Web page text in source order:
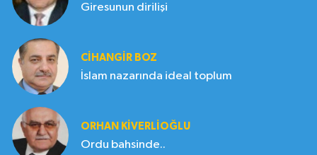
Giresunun dirilişi
CIHANGIR BOZ
İslam nazarında ideal toplum
ORHAN KIVERLIOĞLU
Ordu bahsinde..